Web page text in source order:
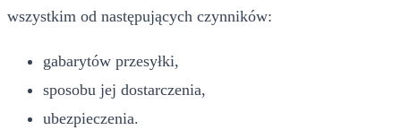
wszystkim od następujących czynników:
gabarytów przesyłki,
sposobu jej dostarczenia,
ubezpieczenia.